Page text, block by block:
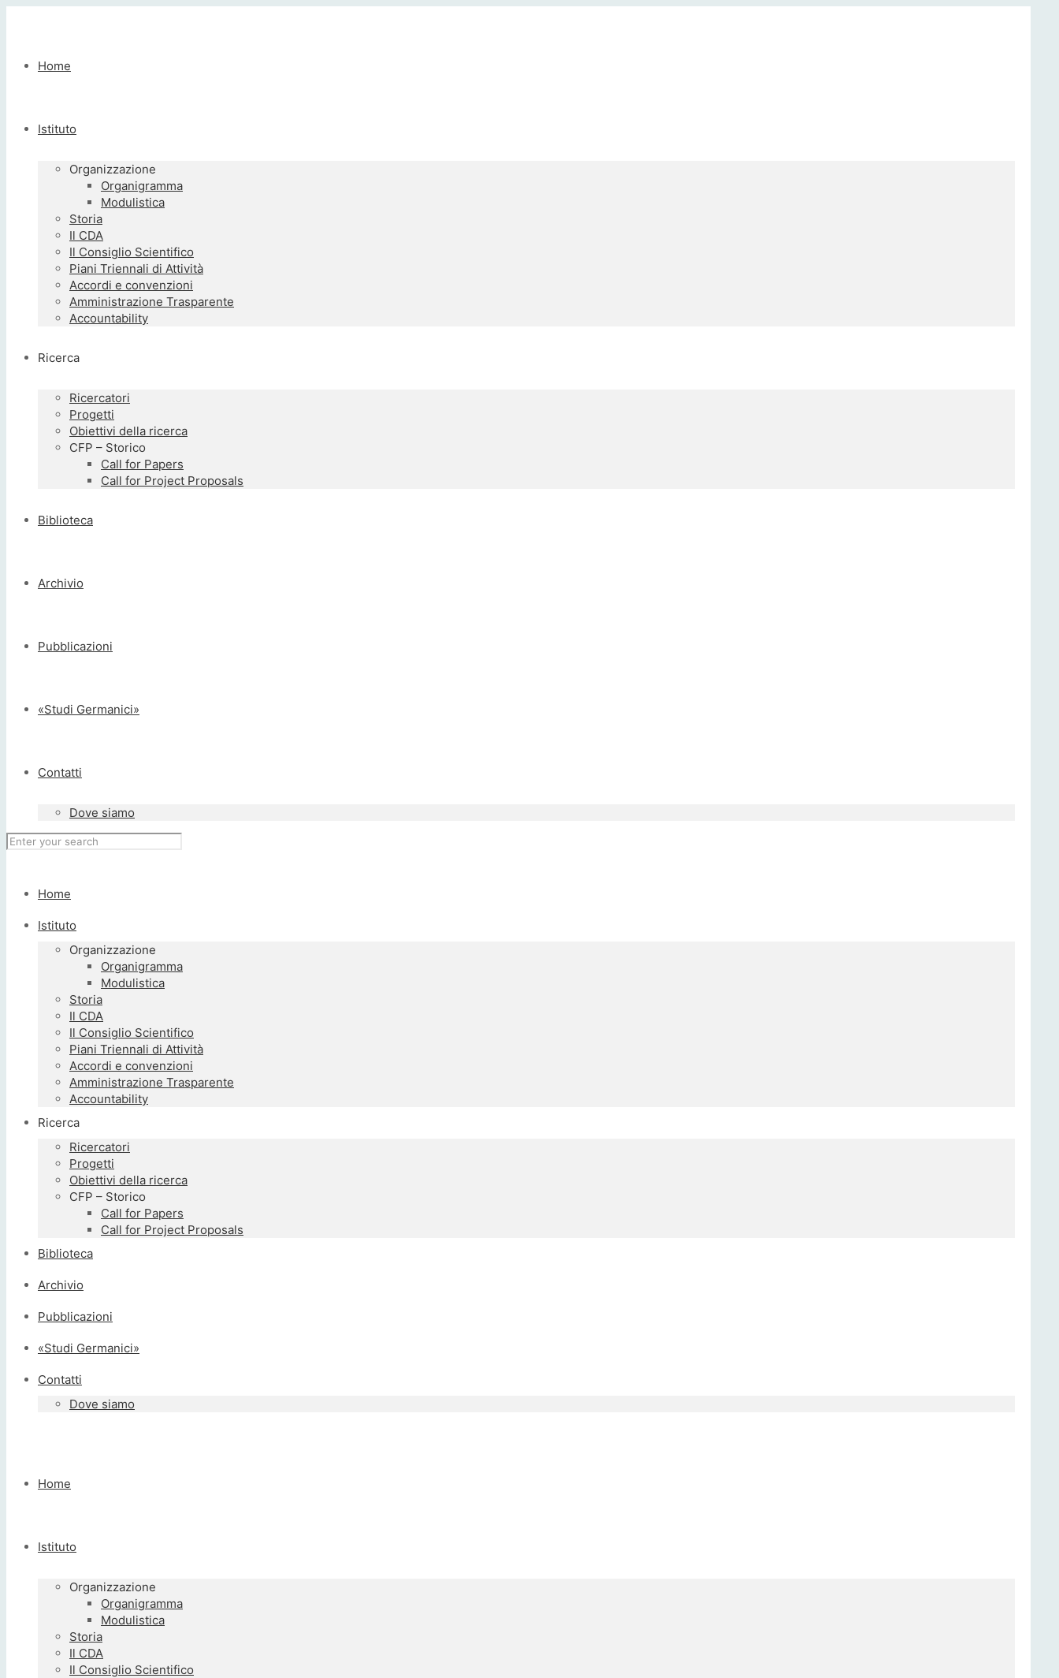
Home
Istituto
Organizzazione
Organigramma
Modulistica
Storia
Il CDA
Il Consiglio Scientifico
Piani Triennali di Attività
Accordi e convenzioni
Amministrazione Trasparente
Accountability
Ricerca
Ricercatori
Progetti
Obiettivi della ricerca
CFP – Storico
Call for Papers
Call for Project Proposals
Biblioteca
Archivio
Pubblicazioni
«Studi Germanici»
Contatti
Dove siamo
Home
Istituto
Organizzazione
Organigramma
Modulistica
Storia
Il CDA
Il Consiglio Scientifico
Piani Triennali di Attività
Accordi e convenzioni
Amministrazione Trasparente
Accountability
Ricerca
Ricercatori
Progetti
Obiettivi della ricerca
CFP – Storico
Call for Papers
Call for Project Proposals
Biblioteca
Archivio
Pubblicazioni
«Studi Germanici»
Contatti
Dove siamo
Home
Istituto
Organizzazione
Organigramma
Modulistica
Storia
Il CDA
Il Consiglio Scientifico